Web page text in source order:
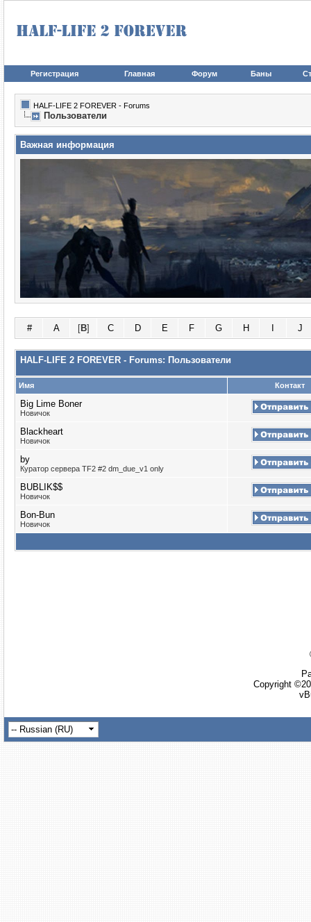
Регистрация Главная Форум Баны
HALF-LIFE 2 FOREVER - Forums
Пользователи
Важная информация
# A [B] C D E F G H J
HALF-LIFE 2 FOREVER - Forums: Пользователи
Имя Контакт
Big Lime Boner
Новичок
Blackheart
Новичок
by
Куратор сервера TF2 #2 dm_due_v1 only
BUBLIK$$
Новичок
Bon-Bun
Новичок
Copyright